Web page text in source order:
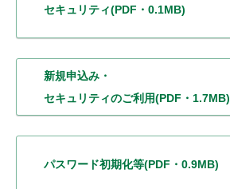
セキュリティ(PDF・0.1MB)
新規申込み・
セキュリティのご利用(PDF・1.7MB)
パスワード初期化等(PDF・0.9MB)